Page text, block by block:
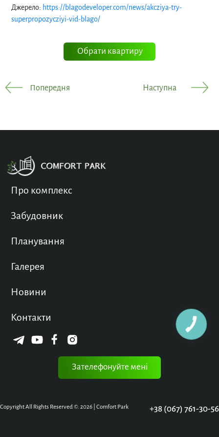
Джерело: https://blagodeveloper.com/news/akcziya-try-
superpropozycziyi-vid-blago/
Обрати квартиру
Попередня Наступна
Про комплекс
Забудовник
Планування
Галерея
Новини
Контакти
Зателефонуйте мені
Copyright All Rights Reserved ©. 2026 | Comfort Park +38 (067) 761-30-56
КНОПКА
ЗВ'ЯЗКУ